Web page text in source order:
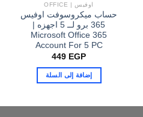
اوفيس | OFFICE
حساب ميكروسوفت اوفيس
365 برو لــ 5 اجهزه |
Microsoft Office 365
Account For 5 PC
449 EGP
إضافة إلى السلة